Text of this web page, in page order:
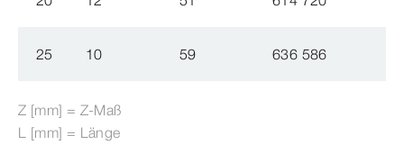
25 10 59 636 586
Z [mm] = Z-​Maß
L [mm] = Länge